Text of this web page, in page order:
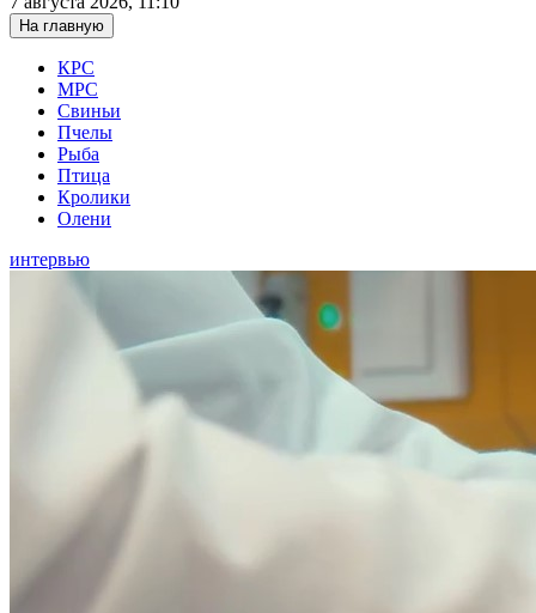
На главную
КРС
МРС
Свиньи
Пчелы
Рыба
Птица
Кролики
Олени
интервью